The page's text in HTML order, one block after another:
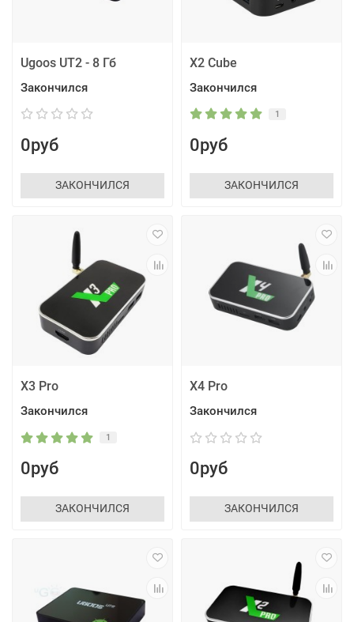
Ugoos UT2 - 8 Гб
Закончился
0руб
ЗАКОНЧИЛСЯ
X2 Cube
Закончился
1
0руб
ЗАКОНЧИЛСЯ
X3 Pro
Закончился
1
0руб
ЗАКОНЧИЛСЯ
X4 Pro
Закончился
0руб
ЗАКОНЧИЛСЯ